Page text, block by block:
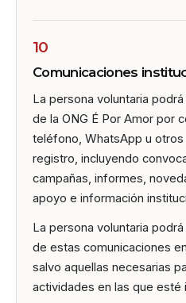
10
Comunicaciones
La persona voluntaria
de la ONG É Por Amor por
teléfono, WhatsApp u
registro, incluyendo
campañas, informes,
apoyo e información
La persona voluntaria
de estas comunicaciones
salvo aquellas necesarias
actividades en las que esté